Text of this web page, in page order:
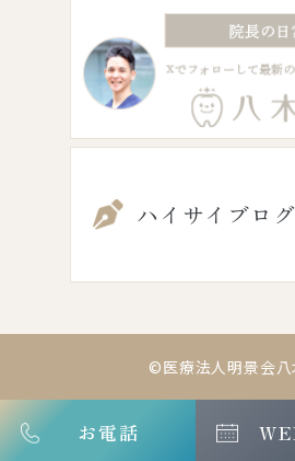
お電話
ハイサイブログ
©医療法人明景会八